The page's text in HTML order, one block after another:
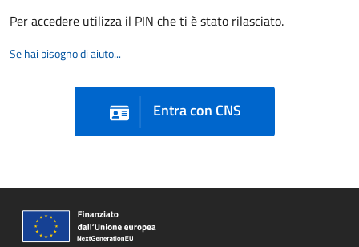
Per accedere utilizza il PIN che ti è stato rilasciato.
Se hai bisogno di aiuto...
Entra con CNS